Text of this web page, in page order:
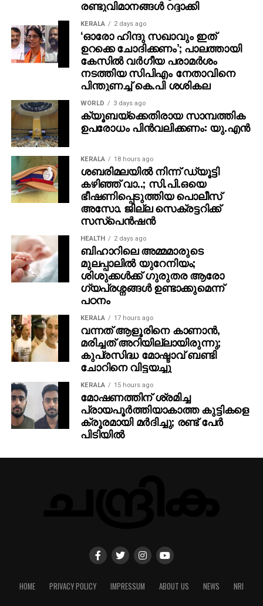
KERALA 2 days ago
‘ഓരോ ഹിന്ദു സഖാവും ഇത്
ഉറക്കെ ചോദിക്കണം’; പാലത്തായി
കേസിൽ വർഗീയ പരാമർശം
നടത്തിയ സിപിഎം നേതാവിനെ
പിന്തുണച്ച് കെ.പി ശശികല
WORLD 3 days ago
ക്യൂബയ്ക്കെതിരായ സാമ്പത്തിക
ഉപരോധം പിന്‍വലിക്കണം: യു.എന്‍
ശബരിമലയില്‍ നിന്ന് ഡ്യൂട്ടി
കഴിഞ്ഞ് വാ..; സി.പി.ഒയെ
ഭീഷണിപ്പെടുത്തിയ പൊലീസ്
അസോ. ജില്ല സെക്രട്ടറിക്ക്
സസ്‌പെന്‍ഷന്‍
HEALTH 2 days ago
ബിഹാറിലെ അമ്മമാരുടെ
മുലപ്പാലിൽ യുറേനിയം;
ശിശുക്കൾക്ക് ​ഗുരുതര ആരോ​
ഗ്യപ്രശ്നങ്ങൾ ഉണ്ടാക്കുമെന്ന്
പഠനം
KERALA
വന്നത് ആളൂരിനെ കാണാന്‍,
മരിച്ചത് അറിയില്ലായിരുന്നു;
കുപ്രസിദ്ധ മോഷ്ടാവ് ബണ്ടി
ചോറിനെ വിട്ടയച്ചു
KERALA 15 hours ago
മോഷണത്തിന് ശ്രമിച്ച
പ്രായപൂര്‍ത്തിയാകാത്ത കുട്ടികളെ
ക്രൂരമായി മര്‍ദിച്ചു; രണ്ട് പേര്‍
പിടിയില്‍